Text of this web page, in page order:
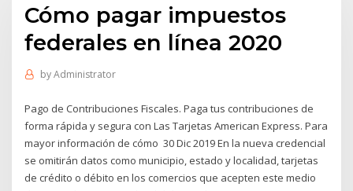
Cómo pagar impuestos
federales en línea 2020
byAdministrator
Pago de Contribuciones Fiscales. Paga tus contribuciones de
forma rápida y segura con Las Tarjetas American Express. Para
mayor información de cómo 30 Dic 2019 En la nueva credencial
se omitirán datos como municipio, estado y localidad, tarjetas
de crédito o débito en los comercios que acepten este medio